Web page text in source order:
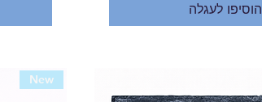
הוסיפו לעגלה
New